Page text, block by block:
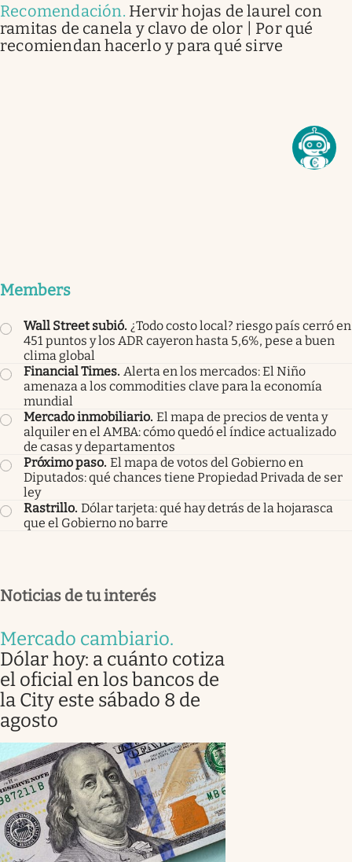
Recomendación. Hervir hojas de laurel con
ramitas de canela y clavo de olor | Por qué
recomiendan hacerlo y para qué sirve
Members
Wall Street subió. ¿Todo costo local? riesgo país cerró en
451 puntos y los ADR cayeron hasta 5,6%, pese a buen
clima global
Financial Times. Alerta en los mercados: El Niño
amenaza a los commodities clave para la economía
mundial
Mercado inmobiliario. El mapa de precios de venta y
alquiler en el AMBA: cómo quedó el índice actualizado
de casas y departamentos
Próximo paso. El mapa de votos del Gobierno en
Diputados: qué chances tiene Propiedad Privada de ser
ley
Rastrillo. Dólar tarjeta: qué hay detrás de la hojarasca
que el Gobierno no barre
Noticias de tu interés
Mercado cambiario.
Dólar hoy: a cuánto cotiza
el oficial en los bancos de
la City este sábado 8 de
agosto